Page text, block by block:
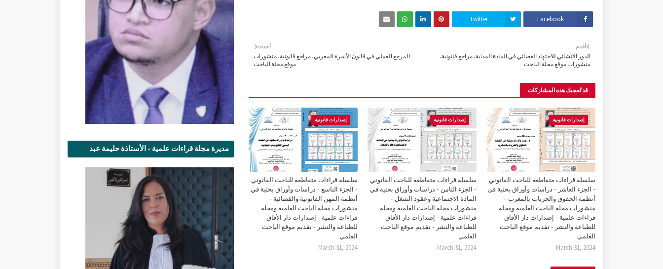
Facebook
Twitter
أحدث
المرجع العملي في قانون الأسرة المغربي، مراجع قانونية، منشورات
موقع مجلة الباحث
أقدم
الدور الانشائي للاجتهاد القصائي في المادة المدنية، مراجع قانونية،
منشورات موقع مجلة الباحث
قد تُعجبك هذه المشاركات
إصدارات قانونية
سلسلة قراءات متقاطعة للباحث القانوني
- الجزء العاشر - دراسات وأوراق بحثية في
أنظمة الحقوق والحريات بالمغرب -
منشورات مجلة الباحث العلمية ومجلة
قراءات علمية - إصدارات دار الأفاق
للطباعة والنشر - تقديم موقع الباحث
العلمي
March 31, 2024
إصدارات قانونية
سلسلة قراءات متقاطعة للباحث القانوني
- الجزء الثامن - دراسات وأوراق بحثية في
المادة الاجتماعية وعقود الشغل -
منشورات مجلة الباحث العلمية ومجلة
قراءات علمية - إصدارات دار الأفاق
للطباعة والنشر - تقديم موقع الباحث
العلمي
March 31, 2024
إصدارات قانونية
سلسلة قراءات متقاطعة للباحث القانوني
- الجزء التاسع - دراسات وأوراق بحثية في
أنظمة المهن القانونية والقضائية -
منشورات مجلة الباحث العلمية ومجلة
قراءات علمية - إصدارات دار الأفاق
للطباعة والنشر - تقديم موقع الباحث
العلمي
March 31, 2024
مديرة مجلة قراءات علمية - الأستاذة حليمة عبد